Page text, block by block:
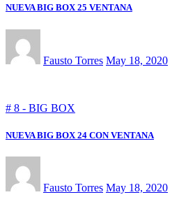
NUEVA BIG BOX 25 VENTANA
Fausto Torres May 18, 2020
# 8 - BIG BOX
NUEVA BIG BOX 24 CON VENTANA
Fausto Torres May 18, 2020